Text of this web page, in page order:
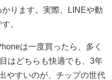
ります。実際、LINEや動
。
は一度買ったら、多く
はどちらも快適でも、3年
やすいのが、チップの世代